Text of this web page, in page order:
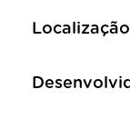
Localização